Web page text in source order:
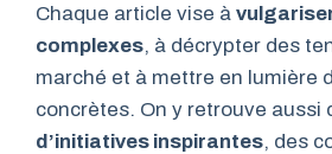
Chaque article vise à
complexes, à décrypter des
marché et à mettre en lumière
concrètes. On y retrouve aussi
d’initiatives inspirantes, des